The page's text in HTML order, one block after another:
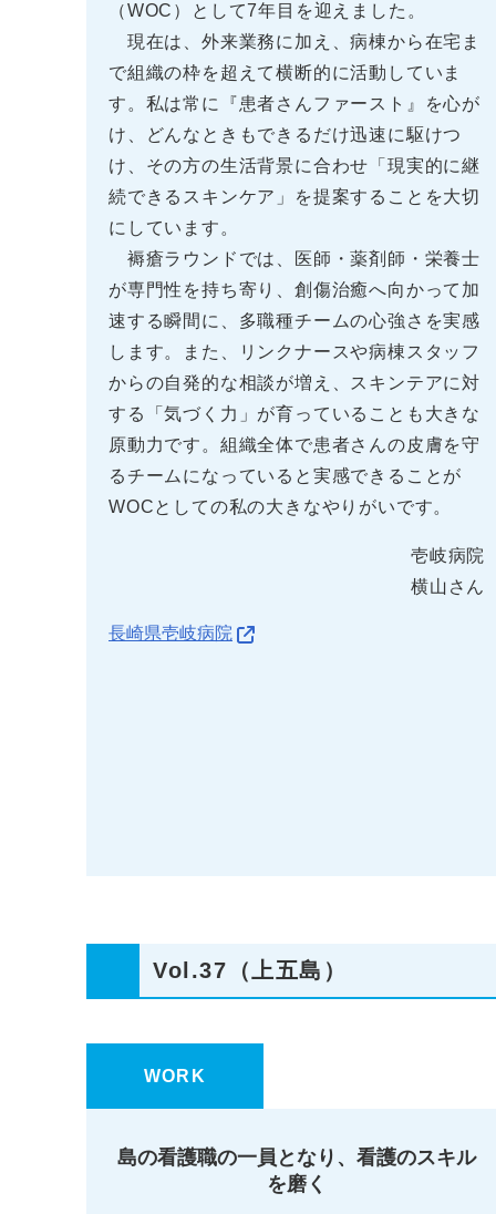
（WOC）として7年目を迎えました。
現在は、外来業務に加え、病棟から在宅ま
で組織の枠を超えて横断的に活動していま
す。私は常に『患者さんファースト』を心が
け、どんなときもできるだけ迅速に駆けつ
け、その方の生活背景に合わせ「現実的に継
続できるスキンケア」を提案することを大切
にしています。
褥瘡ラウンドでは、医師・薬剤師・栄養士
が専門性を持ち寄り、創傷治癒へ向かって加
速する瞬間に、多職種チームの心強さを実感
します。また、リンクナースや病棟スタッフ
からの自発的な相談が増え、スキンテアに対
する「気づく力」が育っていることも大きな
原動力です。組織全体で患者さんの皮膚を守
るチームになっていると実感できることが
WOCとしての私の大きなやりがいです。
壱岐病院
横山さん
長崎県壱岐病院
Vol.37（上五島）
WORK
島の看護職の一員となり、看護のスキル
を磨く